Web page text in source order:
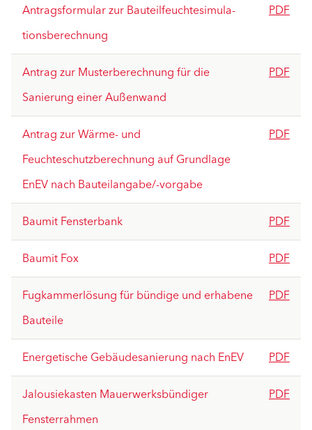
Antragsformular zur Bauteilfeuchtesimula­
tionsberechnung
PDF
Antrag zur Musterberechnung für die
Sanierung einer Außenwand
PDF
Antrag zur Wärme- und
Feuchteschutzberechnung auf Grundlage
EnEV nach Bauteilangabe/-vorgabe
PDF
Baumit Fensterbank
PDF
Baumit Fox
PDF
Fugkammerlösung für bündige und erhabene
Bauteile
PDF
Energetische Gebäudesanierung nach EnEV
PDF
Jalousiekasten Mauerwerksbündiger
Fensterrahmen
PDF